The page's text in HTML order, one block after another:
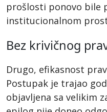
prošlosti ponovo bile
institucionalnom
Bez krivičnog
Drugo, efikasnost
Postupak je trajao
objavljena sa velikim